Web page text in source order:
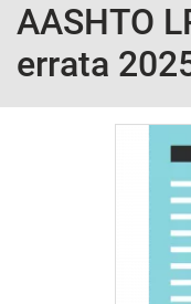
AASHTO
errata